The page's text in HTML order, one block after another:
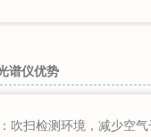
谱仪优势
吹扫检测环境，减少空